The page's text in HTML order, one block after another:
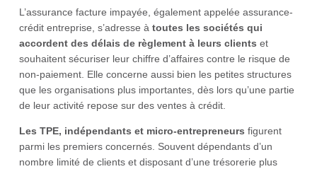
L’assurance facture impayée, également appelée assurance-
crédit entreprise, s’adresse à toutes les sociétés qui
accordent des délais de règlement à leurs clients et
souhaitent sécuriser leur chiffre d’affaires contre le risque de
non-paiement. Elle concerne aussi bien les petites structures
que les organisations plus importantes, dès lors qu’une partie
de leur activité repose sur des ventes à crédit.
Les TPE, indépendants et micro-entrepreneurs figurent
parmi les premiers concernés. Souvent dépendants d’un
nombre limité de clients et disposant d’une trésorerie plus